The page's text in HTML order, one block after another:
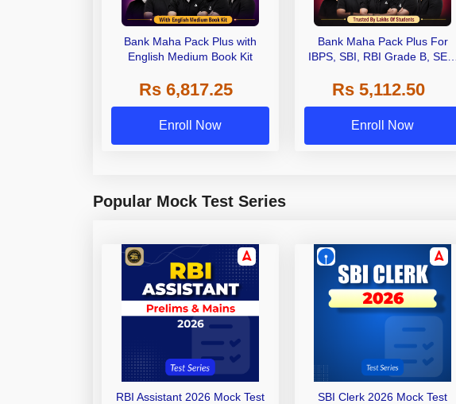
Bank Maha Pack Plus with
English Medium Book Kit
Rs 6,817.25
Enroll Now
Bank Maha Pack Plus For
IBPS, SBI, RBI Grade B, SEBI
Other Grade A & Grade B Bank
Exams
Rs 5,112.50
Enroll Now
Popular Mock Test Series
RBI Assistant 2026 Mock Test
SBI Clerk 2026 Mock Test